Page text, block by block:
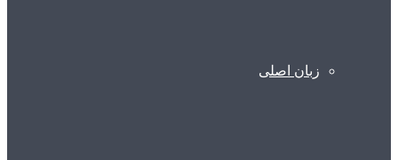
زبان اصلی